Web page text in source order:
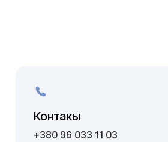
Контакы
+380 96 033 11 03